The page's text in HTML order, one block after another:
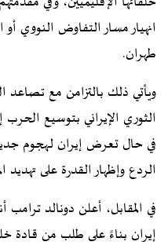
انهيار مسار التفاوض النووي
طهران.
ويأتي ذلك بالتزامن مع
الثوري الإيراني بتوسيع
في حال تعرض إيران لهجوم
الردع وإظهار القدرة على
في المقابل، أعلن دونالد
إيران بناءً على طلب من قادة